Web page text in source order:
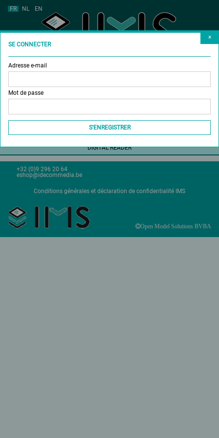
FR NL EN
×
SE CONNECTER
Adresse e-mail
Mot de passe
S'ENREGISTRER
SHOP
DIGITAL READER
+32 (0)9 296 20 64
eshop@idecommedia.be
Conditions générales et déclaration de confidentialité IMS
Open Model Solutions BVBA